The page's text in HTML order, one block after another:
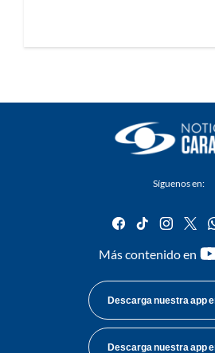
Síguenos en:
facebook
tiktok
Más contenido en
Descarga nuestra app
Descarga nuestra app